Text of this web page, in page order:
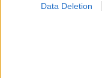
Data Deletion